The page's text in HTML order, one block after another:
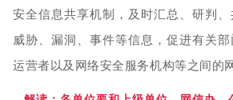
安全信息共享机制，及时汇总、研判
威胁、漏洞、事件等信息，促进有关部
运营者以及网络安全服务机构等之间的